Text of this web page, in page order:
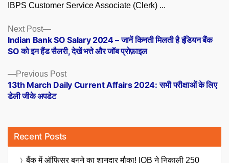
IBPS Customer Service Associate (Clerk) ...
Posts
navigation
Previous PostPrevious
post:
13th March Daily Current Affairs 2024: सभी परीक्षाओं के लिए
डेली जीके अपडेट
Next Post
Next
post:
Indian Bank SO Salary 2024 – जानें किनती मिलती है इंडियन बैंक
SO को इन हैंड सैलरी, देखें भत्ते और जॉब प्रोफ़ाइल
Recent Posts
बैंक में ऑफिसर बनने का शानदार मौका! IOB ने निकाली 250